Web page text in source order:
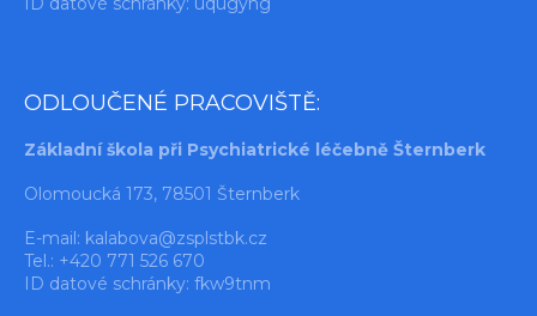
ODLOUČENÉ PRACOVIŠTĚ:
Základní škola při Psychiatrické léčebně Šternberk
Olomoucká 173, 78501 Šternberk
E-mail: kalabova@zsplstbk.cz
Tel.: +420 771 526 670
ID datové schránky: fkw9tnm